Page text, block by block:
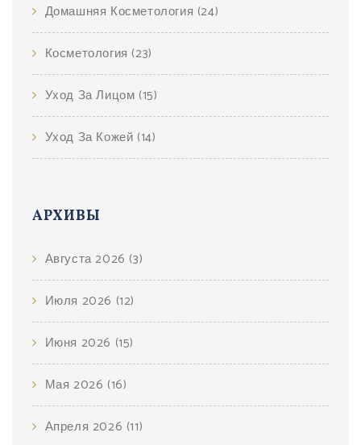
Домашняя Косметология (24)
Косметология (23)
Уход За Лицом (15)
Уход За Кожей (14)
АРХИВЫ
Августа 2026 (3)
Июля 2026 (12)
Июня 2026 (15)
Мая 2026 (16)
Апреля 2026 (11)